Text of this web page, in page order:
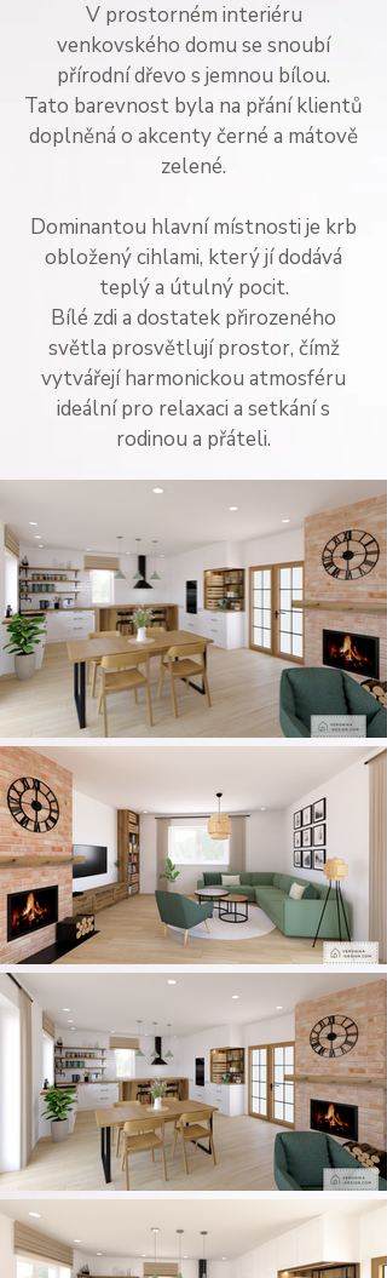
V prostorném interiéru
venkovského domu se snoubí
přírodní dřevo s jemnou bílou.
Tato barevnost byla na přání klientů
doplněná o akcenty černé a mátově
zelené.
Dominantou hlavní místnosti je krb
obložený cihlami, který jí dodává
teplý a útulný pocit.
Bílé zdi a dostatek přirozeného
světla prosvětlují prostor, čímž
vytvářejí harmonickou atmosféru
ideální pro relaxaci a setkání s
rodinou a přáteli.